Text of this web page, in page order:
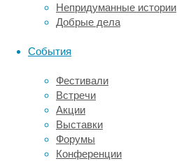
Непридуманные истории
Добрые дела
События
Фестивали
Встречи
Акции
Выставки
Форумы
Конференции
в
том
способных
легочные
инфекции.
Препринт
научной
работы,
еще